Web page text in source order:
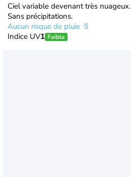
Ciel variable devenant très nuageux.
Sans précipitations.
Aucun risque de pluie
Indice UV1 Faible